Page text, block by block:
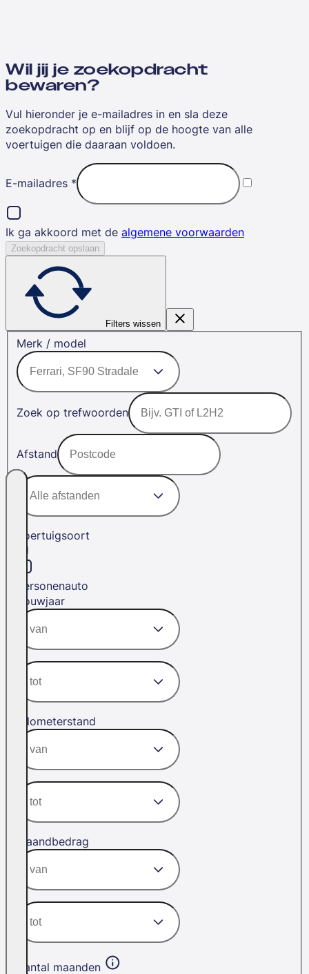
Wil jij je zoekopdracht
bewaren?
Vul hieronder je e-mailadres in en sla deze
zoekopdracht op en blijf op de hoogte van alle
voertuigen die daaraan voldoen.
E-mailadres *
Ik ga akkoord met de algemene voorwaarden
Zoekopdracht opslaan
Filters wissen
Merk / model
Zoek op trefwoorden
Afstand
Voertuigsoort
Personenauto
Bouwjaar
Kilometerstand
Maandbedrag
Aantal maanden